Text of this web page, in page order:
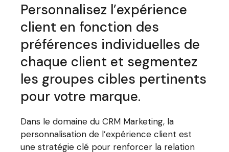
Personnalisez l’expérience
client en fonction des
préférences individuelles de
chaque client et segmentez
les groupes cibles pertinents
pour votre marque.
Dans le domaine du CRM Marketing, la
personnalisation de l’expérience client est
une stratégie clé pour renforcer la relation